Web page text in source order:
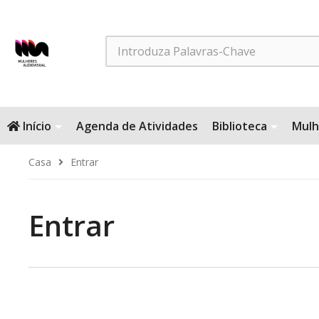
Search
Início Agenda de Atividades Biblioteca
Casa Entrar
Entrar